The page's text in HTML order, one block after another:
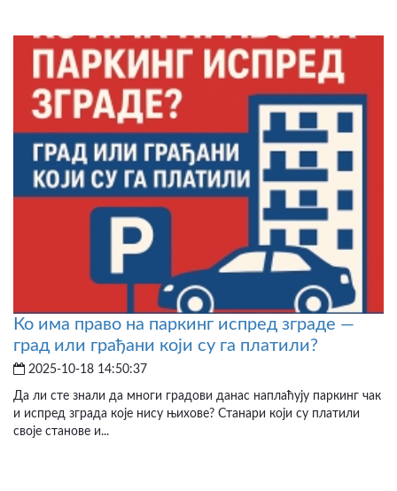
Ко има право на паркинг испред зграде —
град или грађани који су га платили?
2025-10-18 14:50:37
Да ли сте знали да многи градови данас наплаћују паркинг чак
и испред зграда које нису њихове? Станари који су платили
своје станове и...